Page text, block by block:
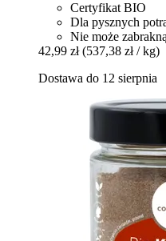
Certyfikat BIO
Dla pysznych
Nie może
42,99 zł (537,38 zł / kg)
Dostawa do 12 sierpnia